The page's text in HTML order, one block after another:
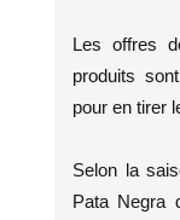
Les offres
produits
pour en tirer
Selon la
Pata Negra